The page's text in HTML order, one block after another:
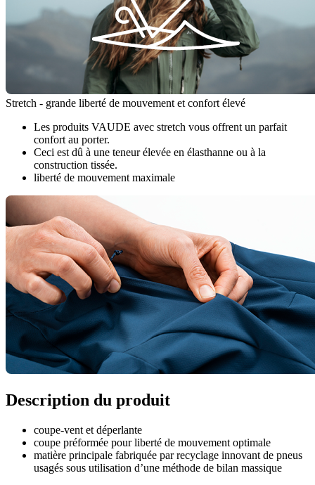
Stretch - grande liberté de mouvement et confort élevé
Les produits VAUDE avec stretch vous offrent un parfait
confort au porter.
Ceci est dû à une teneur élevée en élasthanne ou à la
construction tissée.
liberté de mouvement maximale
Description du produit
coupe-vent et déperlante
coupe préformée pour liberté de mouvement optimale
matière principale fabriquée par recyclage innovant de pneus
usagés sous utilisation d’une méthode de bilan massique